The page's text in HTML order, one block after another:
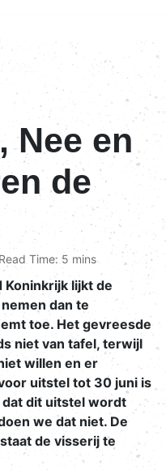
Nee en
de
Read Time: 5 mins
Koninkrijk lijkt de
dan te
toe. Het gevreesde
niet van tafel, terwijl
willen en er
uitstel tot 30 juni is
dat dit uitstel wordt
we dat niet. De
de visserij te